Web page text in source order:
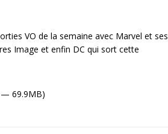
VO de la semaine avec Marvel et ses
Image et enfin DC qui sort cette
— 69.9MB)